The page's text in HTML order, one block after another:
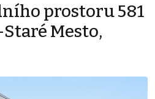
prostoru 581
Mesto,